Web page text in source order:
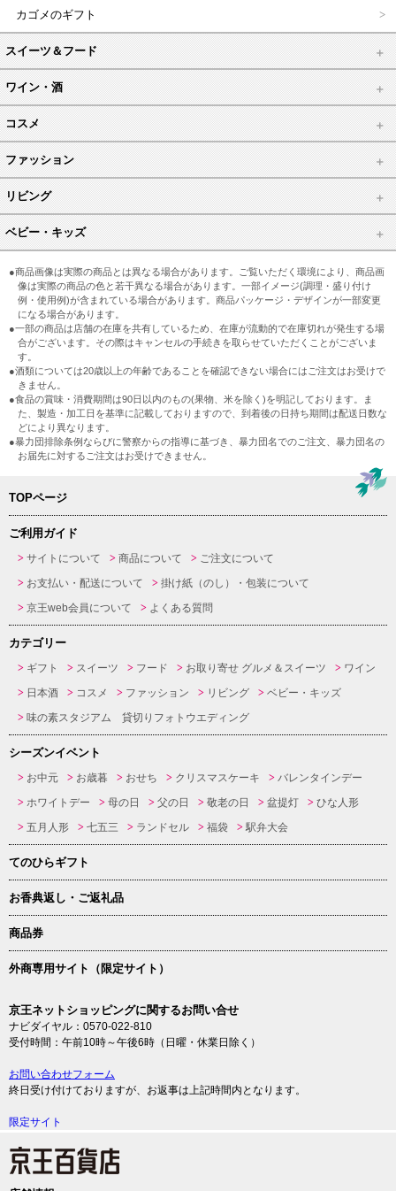
カゴメのギフト
スイーツ＆フード
ワイン・酒
コスメ
ファッション
リビング
ベビー・キッズ
●商品画像は実際の商品とは異なる場合があります。ご覧いただく環境により、商品画
像は実際の商品の色と若干異なる場合があります。一部イメージ(調理・盛り付け
例・使用例)が含まれている場合があります。商品パッケージ・デザインが一部変更
になる場合があります。
●一部の商品は店舗の在庫を共有しているため、在庫が流動的で在庫切れが発生する場
合がございます。その際はキャンセルの手続きを取らせていただくことがございま
す。
●酒類については20歳以上の年齢であることを確認できない場合にはご注文はお受けで
きません。
●食品の賞味・消費期間は90日以内のもの(果物、米を除く)を明記しております。ま
た、製造・加工日を基準に記載しておりますので、到着後の日持ち期間は配送日数な
どにより異なります。
●暴力団排除条例ならびに警察からの指導に基づき、暴力団名でのご注文、暴力団名の
お届先に対するご注文はお受けできません。
TOPページ
ご利用ガイド
サイトについて 商品について
ご注文について
お支払い・配送について
掛け紙（のし）・包装について
京王web会員について
よくある質問
カテゴリー
ギフト スイーツ フード お取り寄せ グルメ＆スイーツ
ワイン
日本酒
コスメ ファッション リビング
ベビー・キッズ
味の素スタジアム 貸切りフォトウエディング
シーズンイベント
お中元 お歳暮 おせち クリスマスケーキ
バレンタインデー
ホワイトデー
母の日 父の日 敬老の日 盆提灯
ひな人形
五月人形
七五三 ランドセル 福袋 駅弁大会
てのひらギフト
お香典返し・ご返礼品
商品券
外商専用サイト（限定サイト）
京王ネットショッピングに関するお問い合せ
ナビダイヤル：0570-022-810
受付時間：午前10時～午後6時（日曜・休業日除く）
お問い合わせフォーム
終日受け付けておりますが、お返事は上記時間内となります。
限定サイト